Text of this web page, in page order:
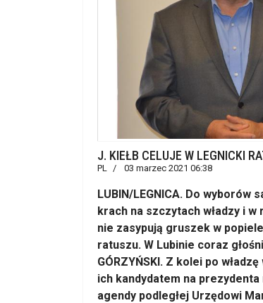
J. KIEŁB CELUJE W LEGNICKI
PL 03 marzec 2021 06:38
LUBIN/LEGNICA. Do
krach na szczytach władzy i
nie zasypują gruszek w
ratuszu. W Lubinie coraz
GÓRZYŃSKI. Z kolei po
ich kandydatem na
agendy podległej Urzędowi